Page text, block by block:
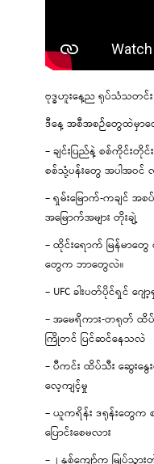
ဗုဒ္ဓဟူးနေ့ည ရုပ်သံသတင်း
ဒီနေ့ အစီအစဉ်တွေထဲမှာ
– ချင်းပြည်နဲ့ စစ်ကိုင်း
စစ်သုံ့ပန်းတွေ အပါအဝင်
– ရှမ်းမြောက်-ကချင်
အမြောက်အများ တိုးချဲ့
– ထိုင်းရောက် မြန်မာ
တွေက ဘာတွေလဲ။
– UFC ခါးပတ်ပိုင်ရှင် ဂ
– အမေရိကား-တရုတ် ထိ
ကြိုတင် ပြင်ဆင်နေသလဲ
– ပီကင်း ထိပ်သီး ဆွေးနွ
လေ့ကျင့်မှု
– ယူကရိန်း ဒရုန်းတွေ
ပြောင်းစေမလား
– ၂ နှစ်ကျော်က မြုပ်သွာ